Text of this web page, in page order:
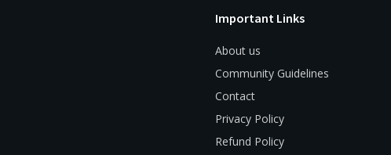
Important Links
About us
Community Guidelines
Contact
Privacy Policy
Refund Policy